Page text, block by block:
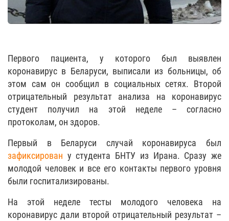
Первого пациента, у которого был выявлен
коронавирус в Беларуси, выписали из больницы, об
этом сам он сообщил в социальных сетях. Второй
отрицательный результат анализа на коронавирус
студент получил на этой неделе – согласно
протоколам, он здоров.
Первый в Беларуси случай коронавируса был
зафиксирован у студента БНТУ из Ирана. Сразу же
молодой человек и все его контакты первого уровня
были госпитализированы.
На этой неделе тесты молодого человека на
коронавирус дали второй отрицательный результат –